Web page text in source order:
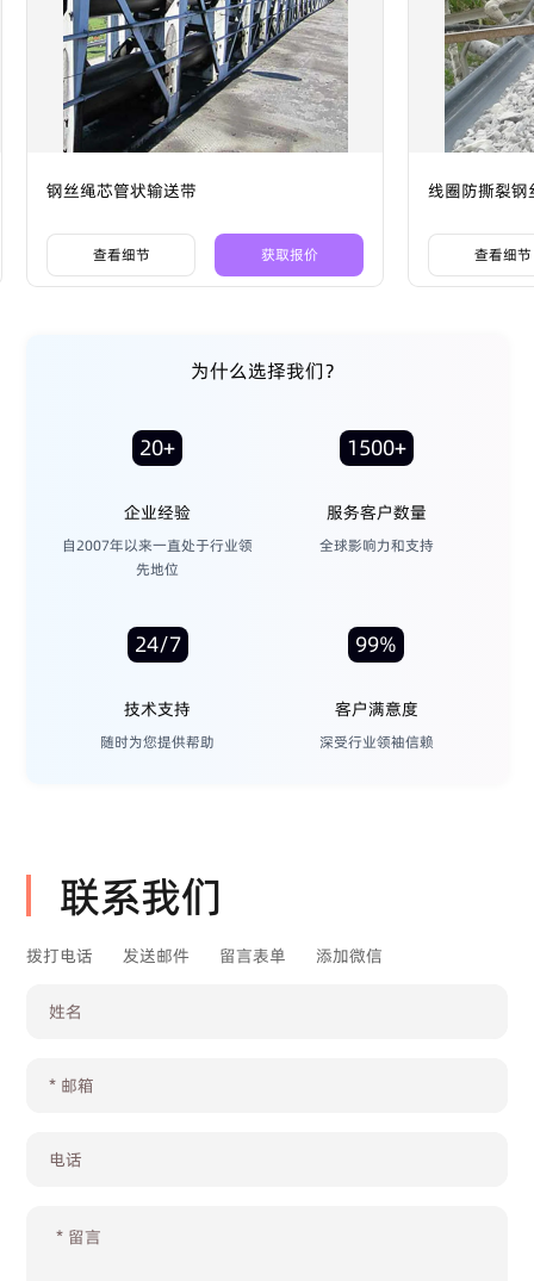
钢丝绳芯管状输送带
查看细节 获取报价
线圈防撕裂
查看细节
为什么选择我们？
20+
企业经验
自2007年以来一直处于行业领
先地位
1500+
服务客户数量
全球影响力和支持
24/7
技术支持
随时为您提供帮助
99%
客户满意度
深受行业领袖信赖
联系我们
拨打电话 发送邮件 留言表单 添加微信